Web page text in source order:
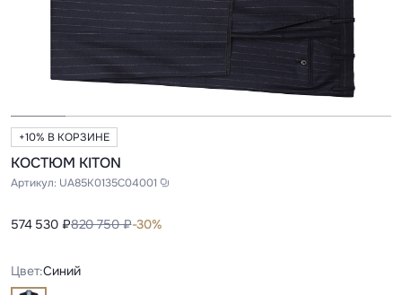
+10% В КОРЗИНЕ
КОСТЮМ KITON
Артикул: UA85K0135C04001
574 530 ₽820 750 ₽-30%
Цвет:Синий